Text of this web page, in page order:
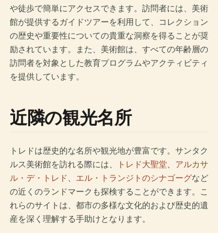
や徒歩で簡単にアクセスできます。訪問者には、美術
館が提供するガイドツアーを利用して、コレクション
の歴史や重要性についての貴重な洞察を得ることが奨
励されています。また、美術館は、すべての年齢層の
訪問者を対象とした教育プログラムやアクティビティ
を提供しています。
近隣の観光名所
トレドは歴史的な名所や観光地が豊富です。サンタク
ルス美術館を訪れる際には、
トレド大聖堂、 アルカサ
ル・デ・トレド 、 エル・トランジトのシナゴーグなど
の近くのランドマークも探検することができます。こ
れらのサイトは、都市の多様な文化的および歴史的遺
産を深く理解する手助けとなります。